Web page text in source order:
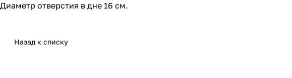
Диаметр отверстия в дне 16 см.
Назад к списку